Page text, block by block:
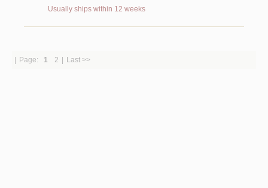
Usually ships within 12 weeks
Page: 1 2 Last >>